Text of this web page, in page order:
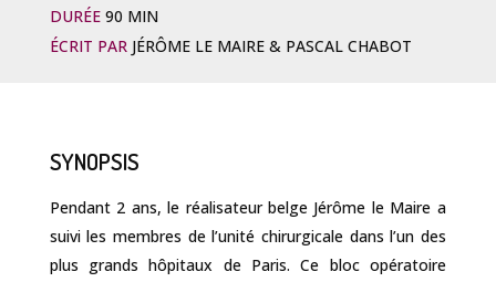
DURÉE 90 MIN
ÉCRIT PAR JÉRÔME LE MAIRE & PASCAL CHABOT
SYNOPSIS
Pendant 2 ans, le réalisateur belge Jérôme le Maire a
suivi les membres de l’unité chirurgicale dans l’un des
plus grands hôpitaux de Paris. Ce bloc opératoire